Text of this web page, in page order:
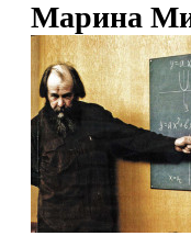
ИнформацияПодписка
Марина